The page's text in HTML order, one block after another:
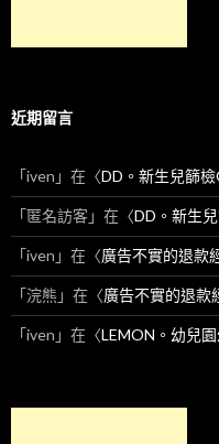
近期留言
「iven 」在〈DD。新生兒篩
「匿名訪客」在〈DD。新生
「iven 」在〈廣告不實的退款
「浣熊 」在〈廣告不實的退款
「iven 」在〈LEMON。幼兒